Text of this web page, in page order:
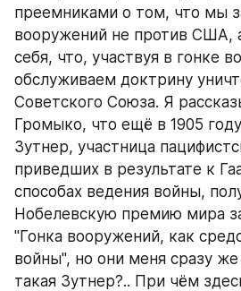
преемниками о том, что мы
вооружений не против США,
себя, что, участвуя в гонке
обслуживаем доктрину
Советского Союза. Я
Громыко, что ещё в 1905
Зутнер, участница
приведших в результате к
способах ведения войны,
Нобелевскую премию мира
"Гонка вооружений, как
войны", но они меня сразу
такая Зутнер?.. При чём